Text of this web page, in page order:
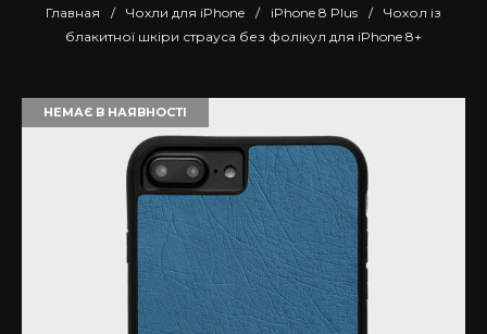
Главная / Чохли для iPhone / iPhone 8 Plus /
Чохол із
блакитної шкіри страуса без фолікул для iPhone 8+
НЕМАЄ В НАЯВНОСТІ